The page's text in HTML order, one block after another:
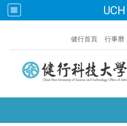
UCH
健行首頁 行事曆